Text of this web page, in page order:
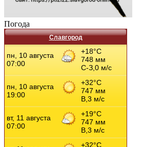
Погода
Славгород